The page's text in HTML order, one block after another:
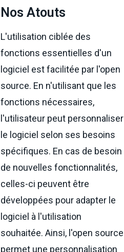
Nos Atouts
L'utilisation ciblée des
fonctions essentielles d'un
logiciel est facilitée par l'open
source. En n'utilisant que les
fonctions nécessaires,
l'utilisateur peut personnaliser
le logiciel selon ses besoins
spécifiques. En cas de besoin
de nouvelles fonctionnalités,
celles-ci peuvent être
développées pour adapter le
logiciel à l'utilisation
souhaitée. Ainsi, l'open source
permet une personnalisation